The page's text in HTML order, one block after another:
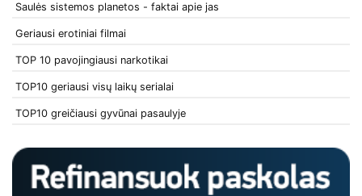
Saulės sistemos planetos - faktai apie jas
Geriausi erotiniai filmai
TOP 10 pavojingiausi narkotikai
TOP10 geriausi visų laikų serialai
TOP10 greičiausi gyvūnai pasaulyje